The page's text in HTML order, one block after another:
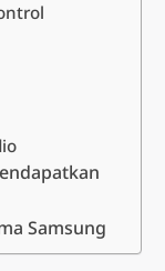
Samsung